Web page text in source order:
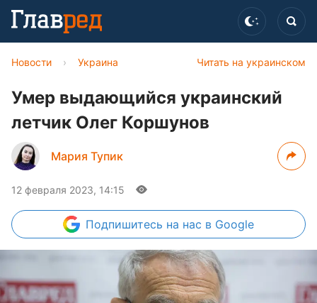
Читать на украинском
Новости › Украина
Умер выдающийся украинский
летчик Олег Коршунов
Мария Тупик
12 февраля 2023, 14:15
Подпишитесь на нас в Google